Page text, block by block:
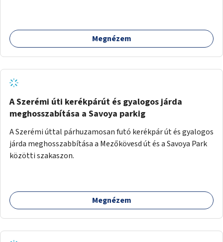
Megnézem
A Szerémi úti kerékpárút és gyalogos járda
meghosszabítása a Savoya parkig
A Szerémi úttal párhuzamosan futó kerékpár út és gyalogos
járda meghosszabbítása a Mezőkövesd út és a Savoya Park
közötti szakaszon.
Megnézem